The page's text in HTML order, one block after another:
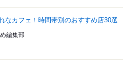
なカフェ！時間帯別のおすすめ店30選
編集部